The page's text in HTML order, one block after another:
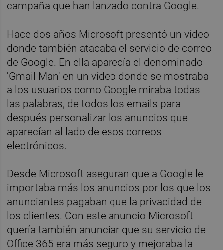
campaña que han lanzado contra Google.
Hace dos años Microsoft presentó un vídeo
donde también atacaba el servicio de correo
de Google. En ella aparecía el denominado
'Gmail Man' en un vídeo donde se mostraba
a los usuarios como Google miraba todas
las palabras, de todos los emails para
después personalizar los anuncios que
aparecían al lado de esos correos
electrónicos.
Desde Microsoft aseguran que a Google le
importaba más los anuncios por los que los
anunciantes pagaban que la privacidad de
los clientes. Con este anuncio Microsoft
quería también anunciar que su servicio de
Office 365 era más seguro y mejoraba la